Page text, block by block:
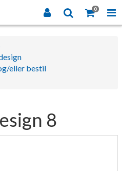
0
eller bestil
8